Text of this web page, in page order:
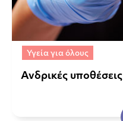
Υγεία για όλους
Ανδρικές υποθέσεις